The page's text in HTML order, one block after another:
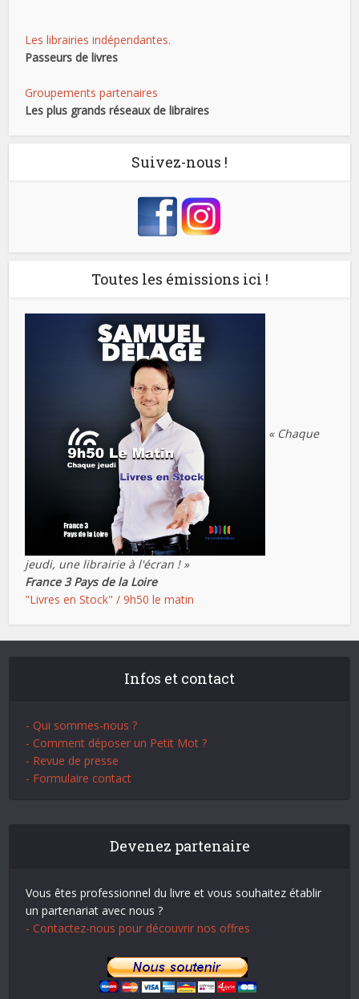
Les librairies indépendantes.
Passeurs de livres
Groupements partenaires
Les plus grands réseaux de libraires
Suivez-nous !
Toutes les émissions ici !
« Chaque
jeudi, une librairie à l'écran ! »
France 3 Pays de la Loire
"Livres en Stock" / 9h50 le matin
Infos et contact
- Qui sommes-nous ?
- Comment déposer un Petit Mot ?
- Revue de presse
- Formulaire contact
Devenez partenaire
Vous êtes professionnel du livre et vous souhaitez établir
un partenariat avec nous ?
- Contactez-nous pour découvrir nos offres